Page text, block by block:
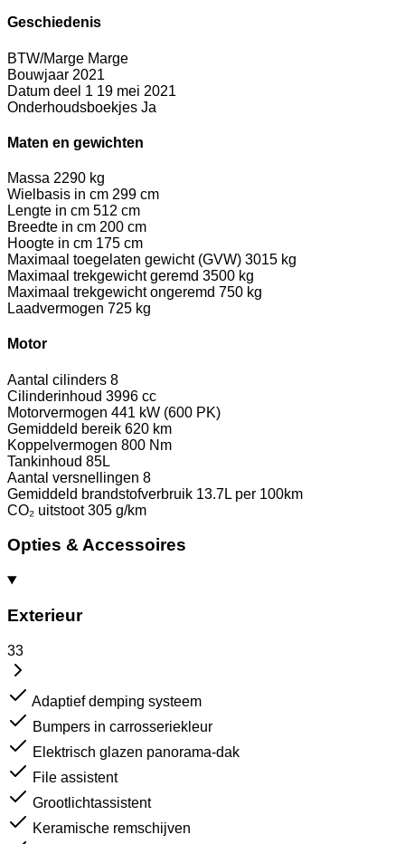
Geschiedenis
BTW/Marge Marge
Bouwjaar 2021
Datum deel 1 19 mei 2021
Onderhoudsboekjes Ja
Maten en gewichten
Massa 2290 kg
Wielbasis in cm 299 cm
Lengte in cm 512 cm
Breedte in cm 200 cm
Hoogte in cm 175 cm
Maximaal toegelaten gewicht (GVW) 3015 kg
Maximaal trekgewicht geremd 3500 kg
Maximaal trekgewicht ongeremd 750 kg
Laadvermogen 725 kg
Motor
Aantal cilinders 8
Cilinderinhoud 3996 cc
Motorvermogen 441 kW (600 PK)
Gemiddeld bereik 620 km
Koppelvermogen 800 Nm
Tankinhoud 85L
Aantal versnellingen 8
Gemiddeld brandstofverbruik 13.7L per 100km
CO₂ uitstoot 305 g/km
Opties & Accessoires
Exterieur
33
Adaptief demping systeem
Bumpers in carrosseriekleur
Elektrisch glazen panorama-dak
File assistent
Grootlichtassistent
Keramische remschijven